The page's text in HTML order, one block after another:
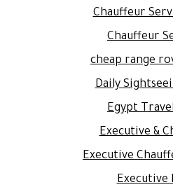
Chauffeur
Chauffeur
cheap range
Daily
Egypt
Executive &
Executive
Executive